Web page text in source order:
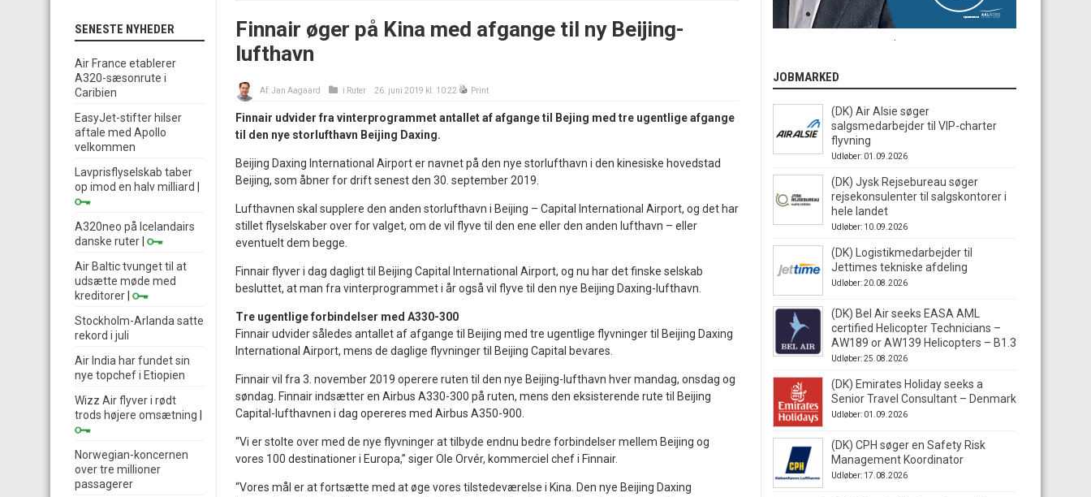
Finnair øger på Kina med afgange til ny Beijing-
lufthavn
Af:Jan Aagaard i Ruter 26. juni 2019 kl. 10:22 Print
Finnair udvider fra vinterprogrammet antallet af afgange til Bejing med tre ugentlige afgange
til den nye storlufthavn Beijing Daxing.
Beijing Daxing International Airport er navnet på den nye storlufthavn i den kinesiske hovedstad
Beijing, som åbner for drift senest den 30. september 2019.
Lufthavnen skal supplere den anden storlufthavn i Beijing – Capital International Airport, og det har
stillet flyselskaber over for valget, om de vil flyve til den ene eller den anden lufthavn – eller
eventuelt dem begge.
Finnair flyver i dag dagligt til Beijing Capital International Airport, og nu har det finske selskab
besluttet, at man fra vinterprogrammet i år også vil flyve til den nye Beijing Daxing-lufthavn.
Tre ugentlige forbindelser med A330-300
Finnair udvider således antallet af afgange til Beijing med tre ugentlige flyvninger til Beijing Daxing
International Airport, mens de daglige flyvninger til Beijing Capital bevares.
Finnair vil fra 3. november 2019 operere ruten til den nye Beijing-lufthavn hver mandag, onsdag og
søndag. Finnair indsætter en Airbus A330-300 på ruten, mens den eksisterende rute til Beijing
Capital-lufthavnen i dag opereres med Airbus A350-900.
“Vi er stolte over med de nye flyvninger at tilbyde endnu bedre forbindelser mellem Beijing og
vores 100 destinationer i Europa,” siger Ole Orvér, kommerciel chef i Finnair.
“Vores mål er at fortsætte med at øge vores tilstedeværelse i Kina. Den nye Beijing Daxing
SENESTE NYHEDER
Air France etablerer
A320-sæsonrute i
Caribien
EasyJet-stifter hilser
aftale med Apollo
velkommen
Lavprisflyselskab taber
op imod en halv milliard
A320neo på Icelandairs
danske ruter
Air Baltic tvunget til at
udsætte møde med
kreditorer
Stockholm-Arlanda satte
rekord i juli
Air India har fundet sin
nye topchef i Etiopien
Wizz Air flyver i rødt
trods højere omsætning
Norwegian-koncernen
over tre millioner
passagerer
JOBMARKED
(DK) Air Alsie søger
salgsmedarbejder til VIP-charter
flyvning
Udløber: 01.09.2026
(DK) Jysk Rejsebureau søger
rejsekonsulenter til salgskontorer i
hele landet
Udløber: 10.09.2026
(DK) Logistikmedarbejder til
Jettimes tekniske afdeling
Udløber: 20.08.2026
(DK) Bel Air seeks EASA AML
certified Helicopter Technicians –
AW189 or AW139 Helicopters – B1.3
Udløber: 25.08.2026
(DK) Emirates Holiday seeks a
Senior Travel Consultant – Denmark
Udløber: 01.09.2026
(DK) CPH søger en Safety Risk
Management Koordinator
Udløber: 17.08.2026